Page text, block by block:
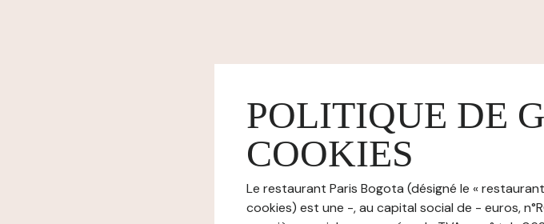
POLITIQUE DE
COOKIES
Le restaurant Paris Bogota (désigné le «
cookies) est une -, au capital social de - euros,